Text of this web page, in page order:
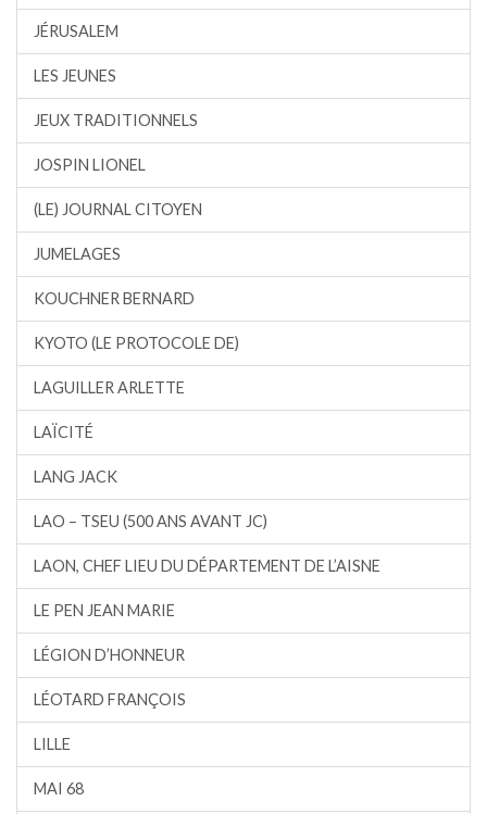
JÉRUSALEM
LES JEUNES
JEUX TRADITIONNELS
JOSPIN LIONEL
(LE) JOURNAL CITOYEN
JUMELAGES
KOUCHNER BERNARD
KYOTO (LE PROTOCOLE DE)
LAGUILLER ARLETTE
LAÏCITÉ
LANG JACK
LAO – TSEU (500 ANS AVANT JC)
LAON, CHEF LIEU DU DÉPARTEMENT DE L’AISNE
LE PEN JEAN MARIE
LÉGION D’HONNEUR
LÉOTARD FRANÇOIS
LILLE
MAI 68